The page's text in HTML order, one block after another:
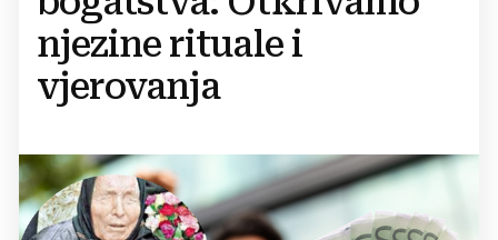
njezine rituale i
vjerovanja